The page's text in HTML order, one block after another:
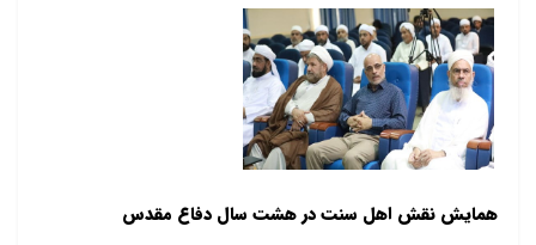
همایش نقش اهل سنت در هشت سال دفاع مقدس